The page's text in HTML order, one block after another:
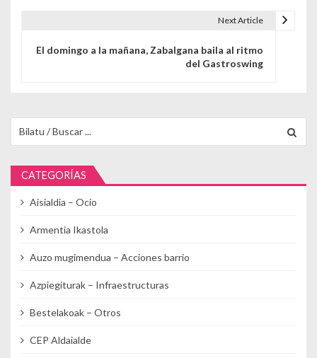
Next Article
El domingo a la mañana, Zabalgana baila al ritmo
del Gastroswing
CATEGORÍAS
Aisialdia – Ocio
Armentia Ikastola
Auzo mugimendua – Acciones barrio
Azpiegiturak – Infraestructuras
Bestelakoak – Otros
CEP Aldaialde